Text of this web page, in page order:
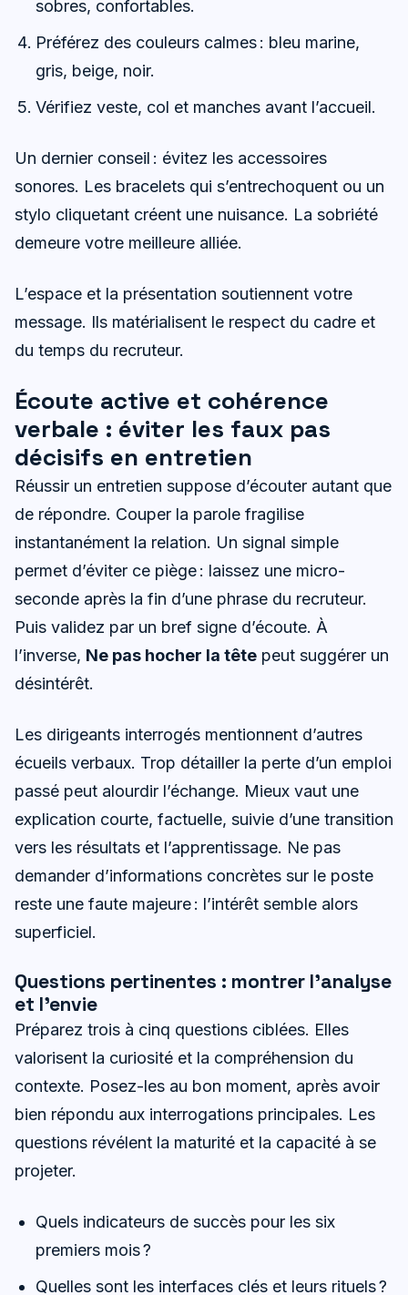
sobres, confortables.
Préférez des couleurs calmes : bleu marine,
gris, beige, noir.
Vérifiez veste, col et manches avant l’accueil.
Un dernier conseil : évitez les accessoires
sonores. Les bracelets qui s’entrechoquent ou un
stylo cliquetant créent une nuisance. La sobriété
demeure votre meilleure alliée.
L’espace et la présentation soutiennent votre
message. Ils matérialisent le respect du cadre et
du temps du recruteur.
Écoute active et cohérence
verbale : éviter les faux pas
décisifs en entretien
Réussir un entretien suppose d’écouter autant que
de répondre. Couper la parole fragilise
instantanément la relation. Un signal simple
permet d’éviter ce piège : laissez une micro-
seconde après la fin d’une phrase du recruteur.
Puis validez par un bref signe d’écoute. À
l’inverse, Ne pas hocher la tête peut suggérer un
désintérêt.
Les dirigeants interrogés mentionnent d’autres
écueils verbaux. Trop détailler la perte d’un emploi
passé peut alourdir l’échange. Mieux vaut une
explication courte, factuelle, suivie d’une transition
vers les résultats et l’apprentissage. Ne pas
demander d’informations concrètes sur le poste
reste une faute majeure : l’intérêt semble alors
superficiel.
Questions pertinentes : montrer l’analyse
et l’envie
Préparez trois à cinq questions ciblées. Elles
valorisent la curiosité et la compréhension du
contexte. Posez-les au bon moment, après avoir
bien répondu aux interrogations principales. Les
questions révélent la maturité et la capacité à se
projeter.
Quels indicateurs de succès pour les six
premiers mois ?
Quelles sont les interfaces clés et leurs rituels ?